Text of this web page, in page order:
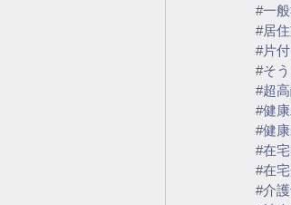
#一
#居
#片
#そ
#超
#健
#健
#在
#在
#介